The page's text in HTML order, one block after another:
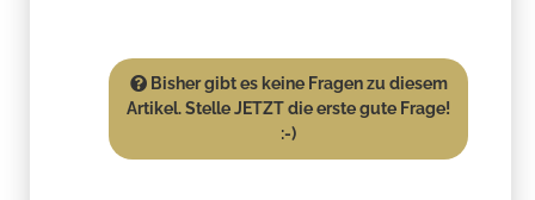
Bisher gibt es keine Fragen zu diesem
Artikel. Stelle JETZT die erste gute Frage!
:-)